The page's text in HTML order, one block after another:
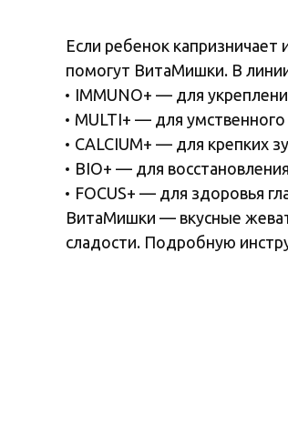
Если ребенок
помогут ВитаМишки. В
IMMUNO+ — для
MULTI+ — для умственного
CALCIUM+ — для крепких
BIO+ — для
FOCUS+ — для здоровья
ВитаМишки — вкусные
сладости. Подробную